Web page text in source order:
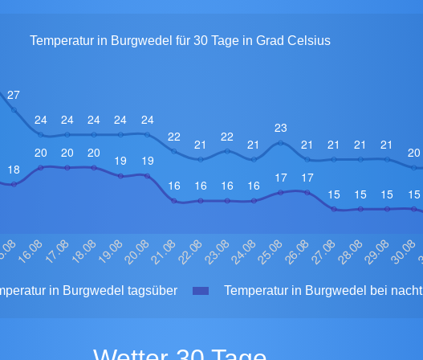
Temperatur in Burgwedel für 30 Tage in Grad Celsius
in Burgwedel tagsüber Temperatur in Burgwedel bei nacht